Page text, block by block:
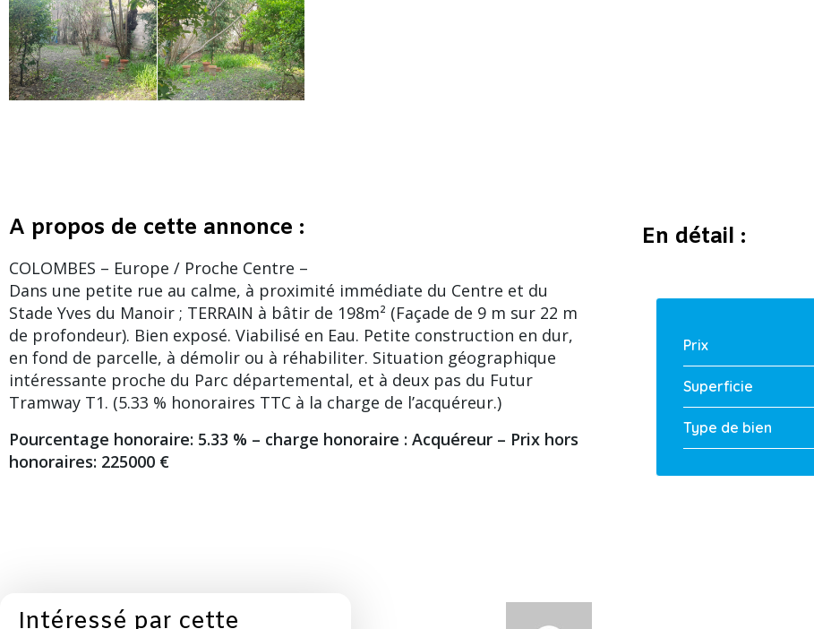
A propos de cette annonce :
COLOMBES – Europe / Proche Centre –
Dans une petite rue au calme, à proximité immédiate du Centre et du
Stade Yves du Manoir ; TERRAIN à bâtir de 198m² (Façade de 9 m sur 22 m
de profondeur). Bien exposé. Viabilisé en Eau. Petite construction en dur,
en fond de parcelle, à démolir ou à réhabiliter. Situation géographique
intéressante proche du Parc départemental, et à deux pas du Futur
Tramway T1. (5.33 % honoraires TTC à la charge de l’acquéreur.)
Pourcentage honoraire: 5.33 % – charge honoraire : Acquéreur – Prix hors
honoraires: 225000 €
En détail :
Prix
Superficie
Type de bien
Intéressé par cette